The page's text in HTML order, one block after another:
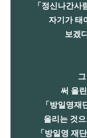
「정신나간
자기가태
보겠
써 올
「방일영재
올리는 것
「방일영 재